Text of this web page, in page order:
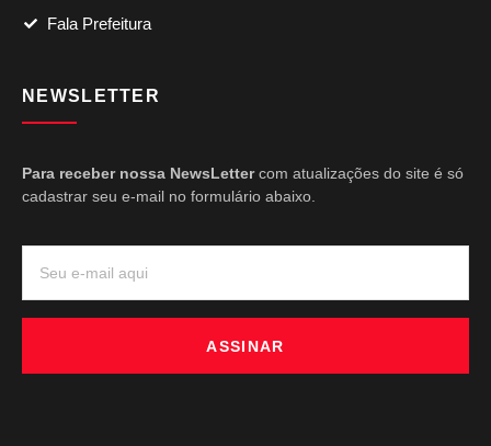
Fala Prefeitura
NEWSLETTER
Para receber nossa NewsLettercom atualizações do site é só
cadastrar seu e-mail no formulário abaixo.
ASSINAR